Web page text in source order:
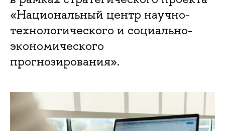
«Национальный центр научно-
технологического и социально-
экономического
прогнозирования».